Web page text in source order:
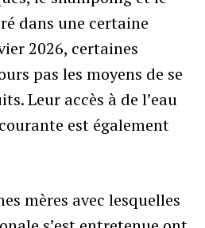
dans une certaine
2026, certaines
pas les moyens de se
Leur accès à de l’eau
est également
mères avec lesquelles